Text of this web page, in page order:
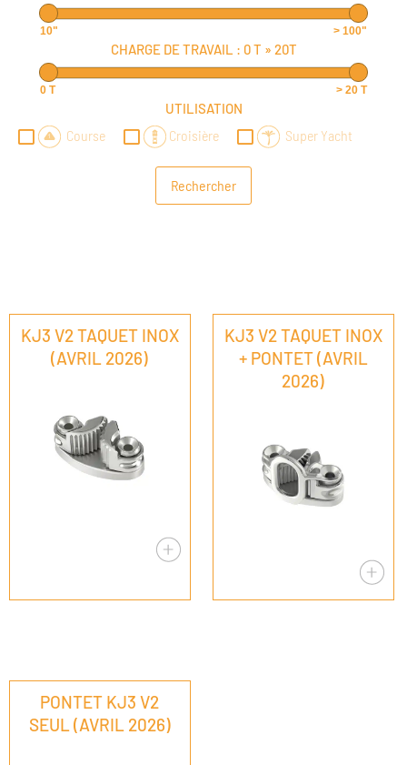
10" > 100"
CHARGE DE TRAVAIL : 0 T » 20T
0 T > 20 T
UTILISATION
Course Croisière Super Yacht
KJ3 V2 TAQUET INOX
(AVRIL 2026)
KJ3 V2 TAQUET INOX
+ PONTET (AVRIL
2026)
PONTET KJ3 V2
SEUL (AVRIL 2026)